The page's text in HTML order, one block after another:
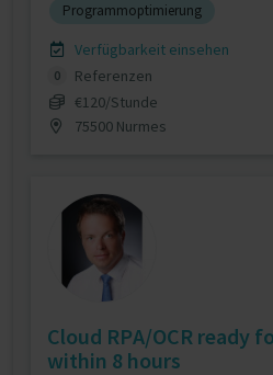
Programmoptimierung
Verfügbarkeit einsehen
0
Referenzen
€120/Stunde
75500 Nurmes
Cloud RPA/OCR ready
within 8 hours